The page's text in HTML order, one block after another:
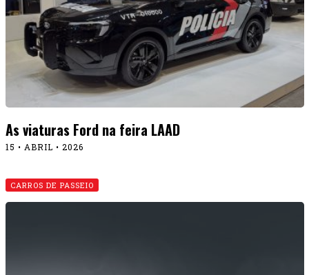
NOTÍCIAS
especial
15 • JULHO • 2026